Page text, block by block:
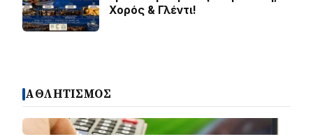
Χορός & Γλέντι!
ΑΘΛΗΤΙΣΜΟΣ